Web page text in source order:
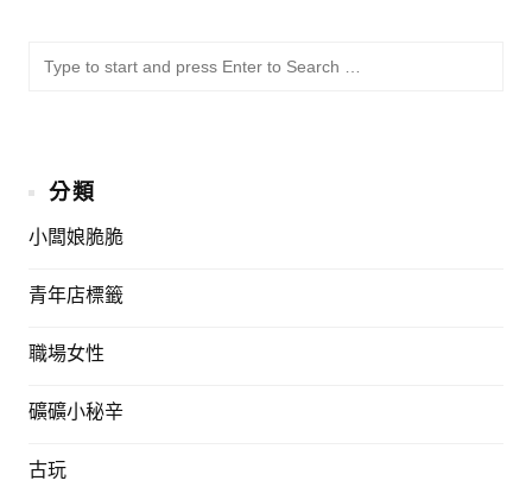
分類
小闆娘脆脆
青年店標籤
職場女性
礦礦小秘辛
古玩